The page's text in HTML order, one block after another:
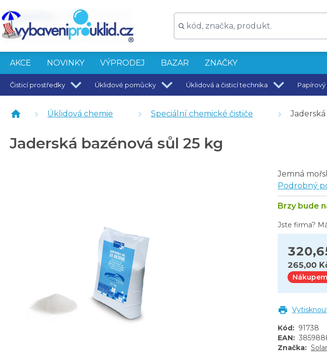
AKCE NOVINKY VÝPRODEJ BAZAR ZNAČKY
Čisticí prostředky Úklidové pomůcky Úklidová a čisticí technika
Úklidová chemie
Speciální chemické čističe
Jaderská bazénová sůl 25 kg
Jemná
Podrobný
265,00
Brzy bude
Jste firma?
Kód: 91738
EAN:
Značka: